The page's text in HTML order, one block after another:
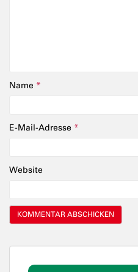
Name *
E-Mail-Adresse *
Website